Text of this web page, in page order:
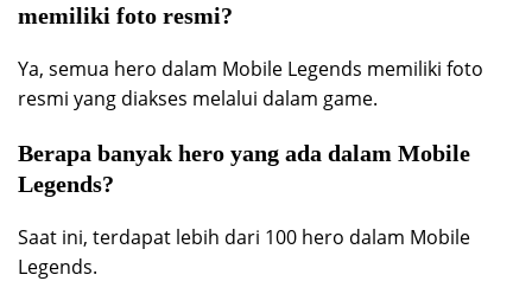
memiliki foto resmi?
Ya, semua hero dalam Mobile Legends memiliki foto
resmi yang diakses melalui dalam game.
Berapa banyak hero yang ada dalam Mobile
Legends?
Saat ini, terdapat lebih dari 100 hero dalam Mobile
Legends.